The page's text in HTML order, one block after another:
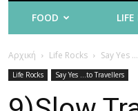
FOOD
Αρχική Life Rocks Say Yes
Life Rocks Say Yes ...to Travellers